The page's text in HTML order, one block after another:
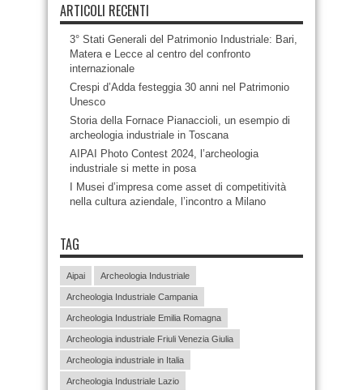
ARTICOLI RECENTI
3° Stati Generali del Patrimonio Industriale: Bari,
Matera e Lecce al centro del confronto
internazionale
Crespi d’Adda festeggia 30 anni nel Patrimonio
Unesco
Storia della Fornace Pianaccioli, un esempio di
archeologia industriale in Toscana
AIPAI Photo Contest 2024, l’archeologia
industriale si mette in posa
I Musei d’impresa come asset di competitività
nella cultura aziendale, l’incontro a Milano
TAG
Aipai Archeologia Industriale
Archeologia Industriale Campania
Archeologia Industriale Emilia Romagna
Archeologia industriale Friuli Venezia Giulia
Archeologia industriale in Italia
Archeologia Industriale Lazio